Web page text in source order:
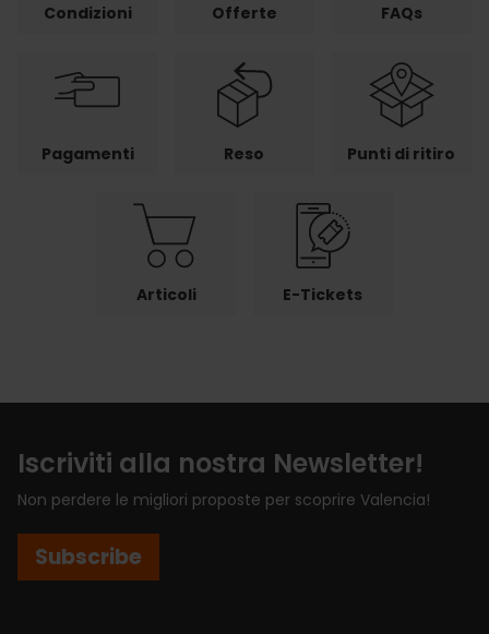
Condizioni Offerte FAQs
Pagamenti Reso Punti di ritiro
Articoli E-Tickets
Iscriviti alla nostra Newsletter!
Non perdere le migliori proposte per scoprire Valencia!
Subscribe